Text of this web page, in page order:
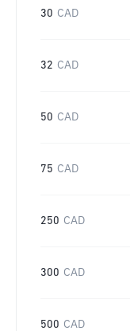
30 CAD
32 CAD
50 CAD
75 CAD
250 CAD
300 CAD
500 CAD